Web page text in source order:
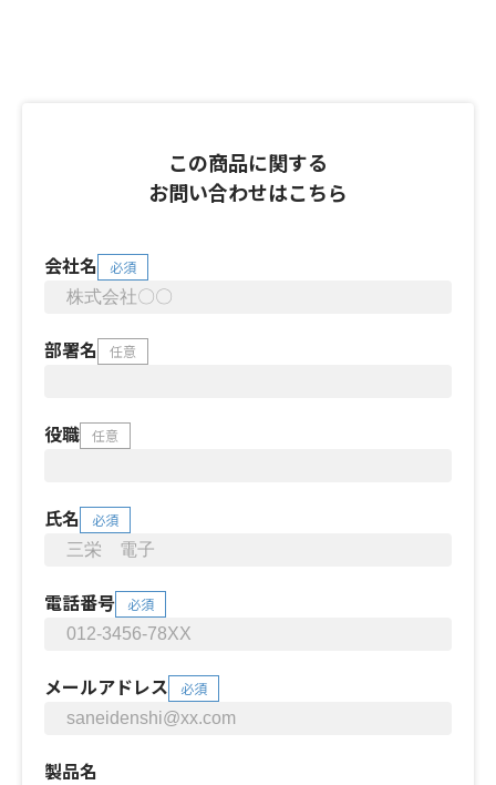
この商品に関する
お問い合わせはこちら
会社名 必須
部署名 任意
役職 任意
氏名 必須
電話番号 必須
メールアドレス 必須
製品名